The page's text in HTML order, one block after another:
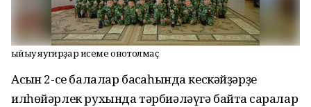
Ҡыйыу яугирҙар исеме онотолмаҫ
Асҡын 2-се балалар баҡсаһында кескәйҙәрҙе
илһөйәрлек рухында тәрбиәләүгә байтаҡ саралар